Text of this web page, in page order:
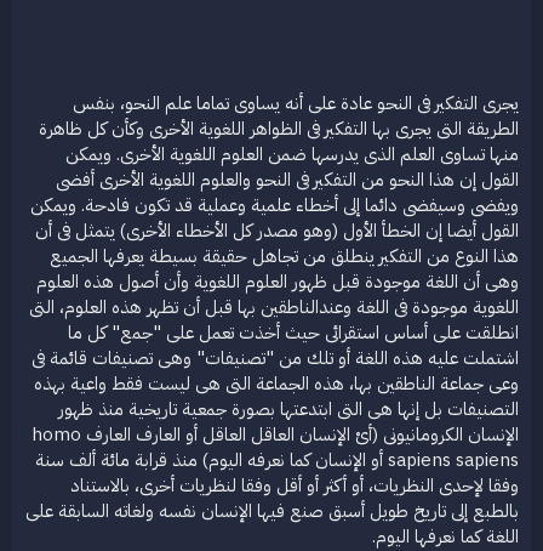
يجرى التفكير فى النحو عادة على أنه يساوى تماما علم النحو، بنفس
الطريقة التى يجرى بها التفكير فى الظواهر اللغوية الأخرى وكأن كل ظاهرة
منها تساوى العلم الذى يدرسها ضمن العلوم اللغوية الأخرى. ويمكن
القول إن هذا النحو من التفكير فى النحو والعلوم اللغوية الأخرى أفضى
ويفضى وسيفضى دائما إلى أخطاء علمية وعملية قد تكون فادحة. ويمكن
القول أيضا إن الخطأ الأول (وهو مصدر كل الأخطاء الأخرى) يتمثل فى أن
هذا النوع من التفكير ينطلق من تجاهل حقيقة بسيطة يعرفها الجميع
وهى أن اللغة موجودة قبل ظهور العلوم اللغوية وأن أصول هذه العلوم
اللغوية موجودة فى اللغة وعندالناطقين بها قبل أن تظهر هذه العلوم، التى
انطلقت على أساس استقرائى حيث أخذت تعمل على "جمع" كل ما
اشتملت عليه هذه اللغة أو تلك من "تصنيفات" وهى تصنيفات قائمة فى
وعى جماعة الناطقين بها، هذه الجماعة التى هى ليست فقط واعية بهذه
التصنيفات بل إنها هى التى ابتدعتها بصورة جمعية تاريخية منذ ظهور
الإنسان الكرومانيونى (أىْ الإنسان العاقل العاقل أو العارف العارف homo
sapiens sapiens أو الإنسان كما نعرفه اليوم) منذ قرابة مائة ألف سنة
وفقا لإحدى النظريات، أو أكثر أو أقل وفقا لنظريات أخرى، بالاستناد
بالطبع إلى تاريخ طويل أسبق صنع فيها الإنسان نفسه ولغاته السابقة على
اللغة كما نعرفها اليوم.